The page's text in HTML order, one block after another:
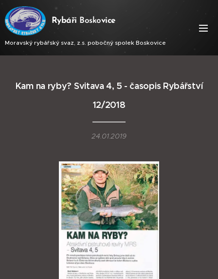
Rybáři Boskovice
Moravský rybářský svaz, z.s. pobočný spolek Boskovice
Kam na ryby? Svitava 4, 5 - časopis Rybářství
12/2018
24.01.2019